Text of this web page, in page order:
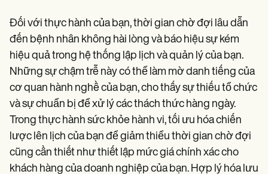
Đối với thực hành của bạn, thời gian chờ đợi lâu dẫn
đến bệnh nhân không hài lòng và báo hiệu sự kém
hiệu quả trong hệ thống lập lịch và quản lý của bạn.
Những sự chậm trễ này có thể làm mờ danh tiếng của
cơ quan hành nghề của bạn, cho thấy sự thiếu tổ chức
và sự chuẩn bị để xử lý các thách thức hàng ngày.
Trong thực hành sức khỏe hành vi, tối ưu hóa chiến
lược lên lịch của bạn để giảm thiểu thời gian chờ đợi
cũng cần thiết như thiết lập mức giá chính xác cho
khách hàng của doanh nghiệp của bạn. Hợp lý hóa lưu